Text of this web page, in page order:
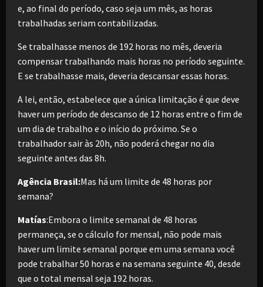
e, ao final do período, caso seja um mês, as horas
trabalhadas seriam contabilizadas.
Se trabalhasse menos de 192 horas no mês, deveria
compensar trabalhando mais horas no período seguinte.
E se trabalhasse mais, deveria descansar essas horas.
A lei, então, estabelece que a única limitação é que deve
haver um período de descanso de 12 horas entre o fim de
um dia de trabalho e o início do próximo. Se o
trabalhador sair às 20h, não poderá chegar no dia
seguinte antes das 8h.
Agência Brasil:Mas há um limite de 48 horas por
semana?
Matías:Embora o limite semanal de 48 horas
permaneça, se o cálculo for mensal, não pode mais
haver um limite semanal porque em uma semana você
pode trabalhar 50 horas e na semana seguinte 40, desde
que o total mensal seja 192 horas.